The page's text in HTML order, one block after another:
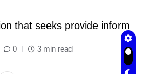
that seeks provide inform
0 3 min read